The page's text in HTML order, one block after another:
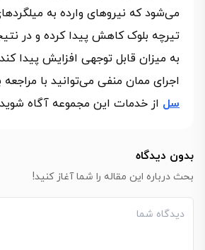
می‌شود که نیروهای وارده به
تیرچه بلوک کاهش پیدا کرده و در
به میزان قابل توجهی افزایش پیدا
اجرای ممان منفی می‌توانید با
سل از خدمات این مجموعه آگاه
بدون دیدگاه
بحث درباره این مقاله را شما آغاز کنید!